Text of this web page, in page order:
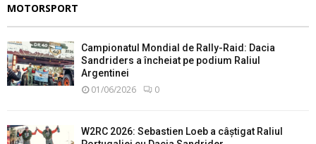
MOTORSPORT
Campionatul Mondial de Rally-Raid: Dacia
Sandriders a încheiat pe podium Raliul
Argentinei
01/06/2026 0
W2RC 2026: Sebastien Loeb a câștigat Raliul